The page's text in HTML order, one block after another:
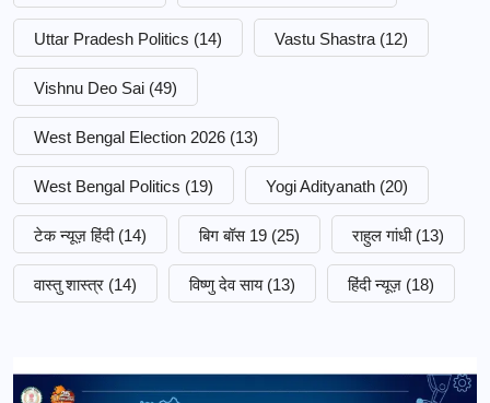
Uttar Pradesh Politics (14) Vastu Shastra (12)
Vishnu Deo Sai (49)
West Bengal Election 2026 (13)
West Bengal Politics (19) Yogi Adityanath (20)
टेक न्यूज़ हिंदी (14) बिग बॉस 19 (25) राहुल गांधी (13)
वास्तु शास्त्र (14) विष्णु देव साय (13) हिंदी न्यूज़ (18)